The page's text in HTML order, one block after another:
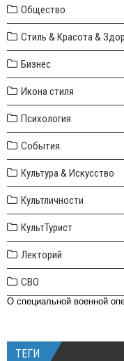
Общество
Стиль & Красота &
Бизнес
Икона стиля
Психология
События.
Культура & Искусство
Культличности
КультТурист
Лекторий
СВО
О специальной военной
ТЕГИ